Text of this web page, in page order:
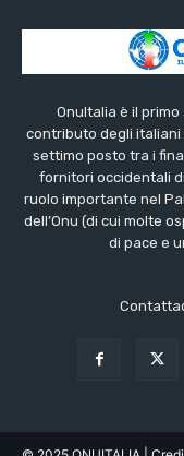
OnuItalia è il
contributo degli italiani
settimo posto tra i
fornitori occidentali di
ruolo importante nel
dell’Onu (di cui molte
di pace e